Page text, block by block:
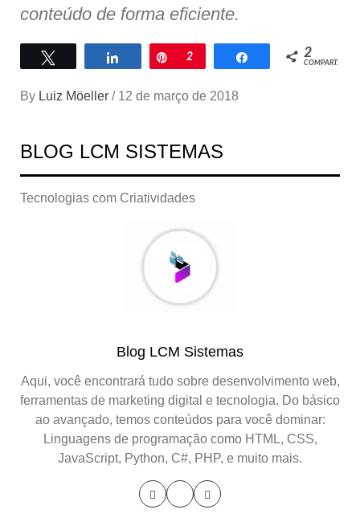
conteúdo de forma eficiente.
Compartilhar
Pin
2 Compartilhar
2
COMPART.
By Luiz Möeller / 12 de março de 2018
BLOG LCM SISTEMAS
Tecnologias com Criatividades
Blog LCM Sistemas
Aqui, você encontrará tudo sobre desenvolvimento web,
ferramentas de marketing digital e tecnologia. Do básico
ao avançado, temos conteúdos para você dominar:
Linguagens de programação como HTML, CSS,
JavaScript, Python, C#, PHP, e muito mais.